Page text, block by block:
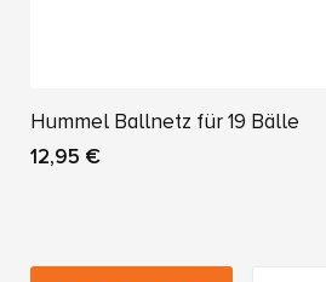
Hummel Ballnetz für 19 Bälle
12,95 €